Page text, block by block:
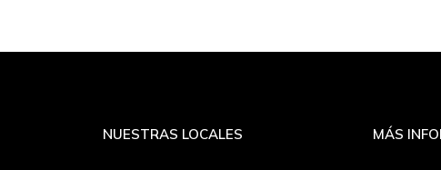
NUESTRAS LOCALES MÁS